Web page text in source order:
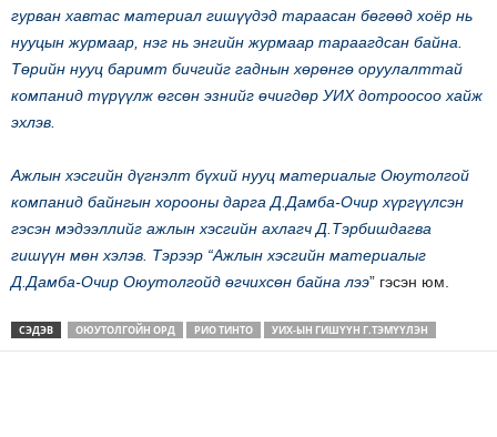
гурван хавтас материал гишүүдэд тараасан бөгөөд хоёр нь
нууцын журмаар, нэг нь энгийн журмаар тараагдсан байна.
Төрийн нууц баримт бичгийг гаднын хөрөнгө оруулалттай
компанид түрүүлж өгсөн эзнийг өчигдөр УИХ дотроосоо хайж
эхлэв.
Ажлын хэсгийн дүгнэлт бүхий нууц материалыг Оюутолгой
компанид байнгын хорооны дарга Д.Дамба-Очир хүргүүлсэн
гэсэн мэдээллийг ажлын хэсгийн ахлагч Д.Тэрбишдагва
гишүүн мөн хэлэв. Тэрээр “Ажлын хэсгийн материалыг
Д.Дамба-Очир Оюутолгойд өгчихсөн байна лээ” гэсэн юм.
СЭДЭВ ОЮУТОЛГОЙН ОРД РИО ТИНТО УИХ-ЫН ГИШҮҮН Г.ТЭМҮҮЛЭН